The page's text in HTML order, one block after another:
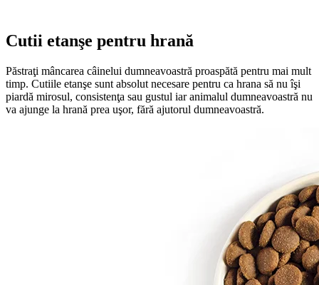
Cutii etanşe pentru hrană
Păstraţi mâncarea câinelui dumneavoastră proaspătă pentru mai mult
timp. Cutiile etanşe sunt absolut necesare pentru ca hrana să nu îşi
piardă mirosul, consistenţa sau gustul iar animalul dumneavoastră nu
va ajunge la hrană prea uşor, fără ajutorul dumneavoastră.